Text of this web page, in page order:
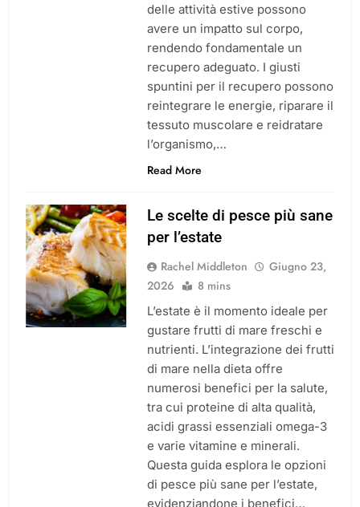
delle attività estive possono
avere un impatto sul corpo,
rendendo fondamentale un
recupero adeguato. I giusti
spuntini per il recupero possono
reintegrare le energie, riparare il
tessuto muscolare e reidratare
l’organismo,…
Read More
Le scelte di pesce più sane
per l’estate
Rachel Middleton
Giugno 23,
2026
8 mins
L’estate è il momento ideale per
gustare frutti di mare freschi e
nutrienti. L’integrazione dei frutti
di mare nella dieta offre
numerosi benefici per la salute,
tra cui proteine di alta qualità,
acidi grassi essenziali omega-3
e varie vitamine e minerali.
Questa guida esplora le opzioni
di pesce più sane per l’estate,
evidenziandone i benefici…